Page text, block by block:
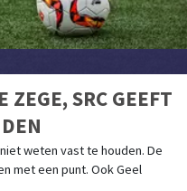
ZEGE, SRC GEEFT
weten vast te houden. De
met een punt. Ook Geel